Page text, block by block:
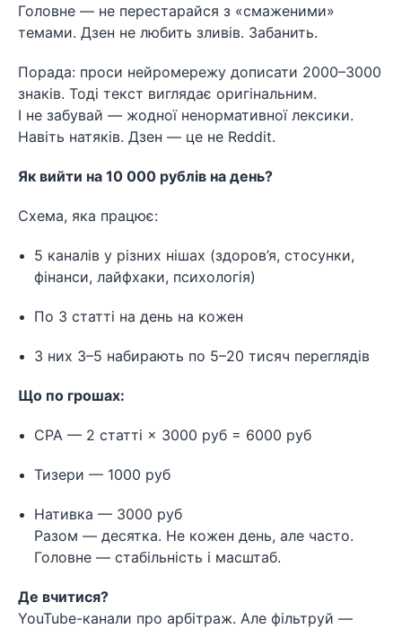
Головне — не перестарайся з «смаженими»
темами. Дзен не любить зливів. Забанить.
Порада: проси нейромережу дописати 2000–3000
знаків. Тоді текст виглядає оригінальним.
І не забувай — жодної ненормативної лексики.
Навіть натяків. Дзен — це не Reddit.
Як вийти на 10 000 рублів на день?
Схема, яка працює:
5 каналів у різних нішах (здоров’я, стосунки,
фінанси, лайфхаки, психологія)
По 3 статті на день на кожен
З них 3–5 набирають по 5–20 тисяч переглядів
Що по грошах:
CPA — 2 статті × 3000 руб = 6000 руб
Тизери — 1000 руб
Нативка — 3000 руб
Разом — десятка. Не кожен день, але часто.
Головне — стабільність і масштаб.
Де вчитися?
YouTube-канали про арбітраж. Але фільтруй —